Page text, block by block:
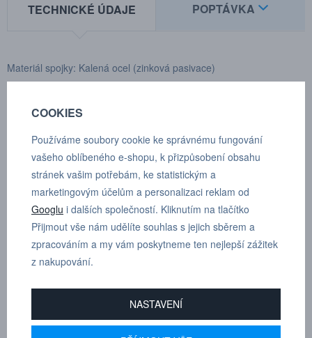
TECHNICKÉ ÚDAJE POPTÁVKA
Materiál spojky: Kalená ocel (zinková pasivace)
Max. pracovní tlak: 350 bar
Rozměry součásti: A 10 mm, B 29,4 mm, C 20 mm
DRHOLEC
technické poradenství
COOKIES
Používáme soubory cookie ke správnému fungování
vašeho oblíbeného e-shopu, k přizpůsobení obsahu
stránek vašim potřebám, ke statistickým a
marketingovým účelům a personalizaci reklam od
Googlu i dalších společností. Kliknutím na tlačítko
Přijmout vše nám udělíte souhlas s jejich sběrem a
zpracováním a my vám poskytneme ten nejlepší zážitek
z nakupování.
NASTAVENÍ